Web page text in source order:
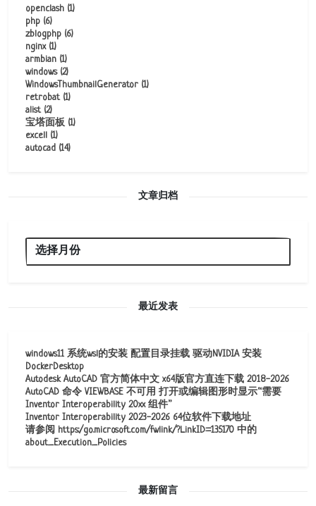
openclash (1)
php (6)
zblogphp (6)
nginx(1)
armbian (1)
windows(2)
WindowsThumbnailGenerator (1)
retrobat(1)
alist(2)
宝塔面板 (1)
excell (1)
autocad (14)
文章归档
最近发表
windows11 系统wsl的安装 配置目录挂载 驱动NVIDIA 安装
DockerDesktop
Autodesk AutoCAD 官方简体中文 x64版官方直连下载 2018-2026
AutoCAD 命令 VIEWBASE 不可用 打开或编辑图形时显示“需要
Inventor Interoperability 20xx 组件”
Inventor Interoperability 2023-2026 64位软件下载地址
请参阅 https:/go.microsoft.com/fwlink/?LinkID=135170 中的
about_Execution_Policies
最新留言